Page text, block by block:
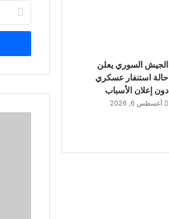
خ
ب
د
الجيش السوري يعلن
حالة استنفار عسكري
دون إعلان الأسباب
أغسطس 6, 2026